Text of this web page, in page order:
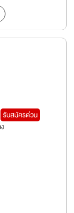
รับสมัครด่วน